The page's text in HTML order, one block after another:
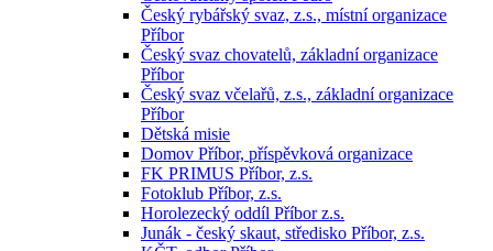
Český rybářský svaz, z.s., místní organizace
Příbor
Český svaz chovatelů, základní organizace
Příbor
Český svaz včelařů, z.s., základní organizace
Příbor
Dětská misie
Domov Příbor, příspěvková organizace
FK PRIMUS Příbor, z.s.
Fotoklub Příbor, z.s.
Horolezecký oddíl Příbor z.s.
Junák - český skaut, středisko Příbor, z.s.